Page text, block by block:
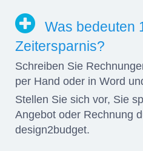
Was bedeuten
Zeitersparnis?
Schreiben Sie
per Hand oder in Word
Stellen Sie sich vor, Sie
Angebot oder Rechnung
design2budget.